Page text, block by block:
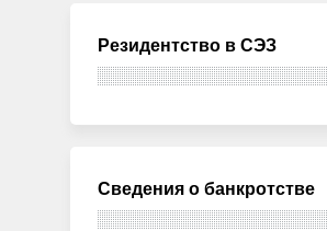
Резидентство в СЭЗ
Сведения о банкротстве